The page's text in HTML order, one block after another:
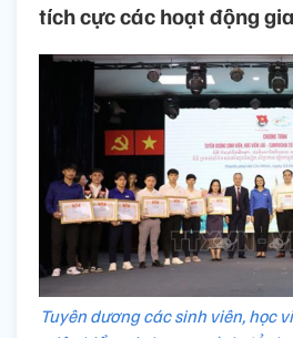
tích cực các hoạt động
Tuyên dương các sinh viên, học